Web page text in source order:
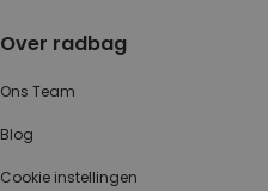
Over radbag
Ons Team
Blog
Cookie instellingen